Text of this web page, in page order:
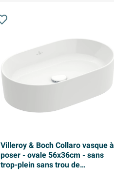
Villeroy & Boch Collaro vasque à
poser - ovale 56x36cm - sans
trop-plein sans trou de